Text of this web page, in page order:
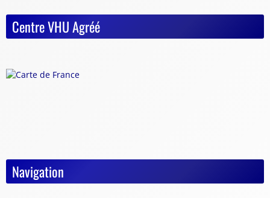
Centre VHU Agréé
Navigation